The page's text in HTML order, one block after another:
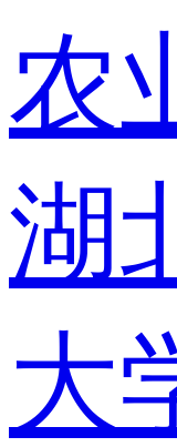
农
湖
大